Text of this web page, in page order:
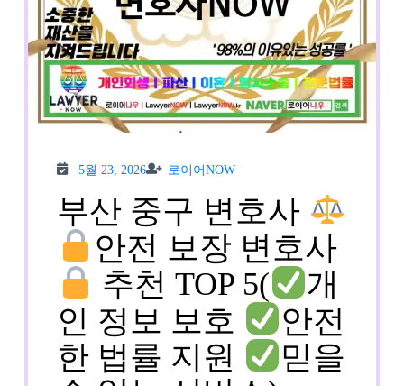
5월 23, 2026
23,
로이어NOW
어
부산 중구 변호사
안전 보장 변호사
추천 TOP 5(
개
인 정보 보호
안전
한 법률 지원
믿을